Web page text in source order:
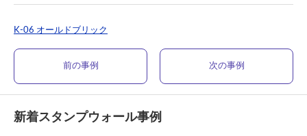
K-06 オールドブリック
前の事例 次の事例
新着スタンプウォール事例